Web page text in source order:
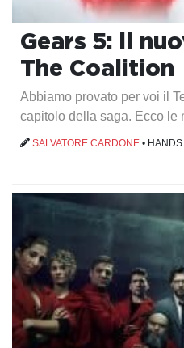
Gears 5: il
The Coalition
Abbiamo provato per voi il
capitolo della saga. Ecco le
SALVATORE CARDONE • HANDS